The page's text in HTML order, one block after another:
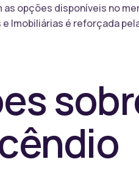
opções disponíveis no
Imobiliárias é reforçada